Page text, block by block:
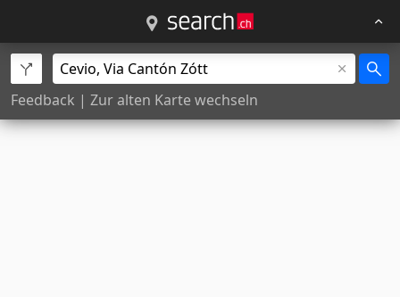
Feedback | Zur alten Karte wechseln